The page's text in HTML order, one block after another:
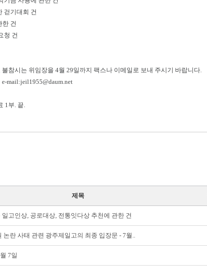
걷기대회 건
한 건
청 건
참시는 위임장을 4월 29일까지 팩스나 이메일로 보내 주시기 바랍니다.
mail:jeil1955@daum.net
1부. 끝.
제목
일고인상, 공로대상, 전통잇다상 추천에 관한 건
논란 사태 관련 광주제일고의 최종 입장문 - 7월..
7일